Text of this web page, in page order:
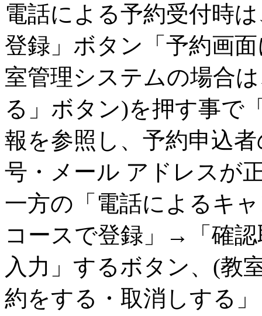
電話による予約受付時
登録」ボタン「予約画
室管理システムの場合
る」ボタン)を押す事で
報を参照し、予約申込
号・メール アドレスが
一方の「電話によるキ
コースで登録」→「確
入力」するボタン、(教
約をする・取消しする